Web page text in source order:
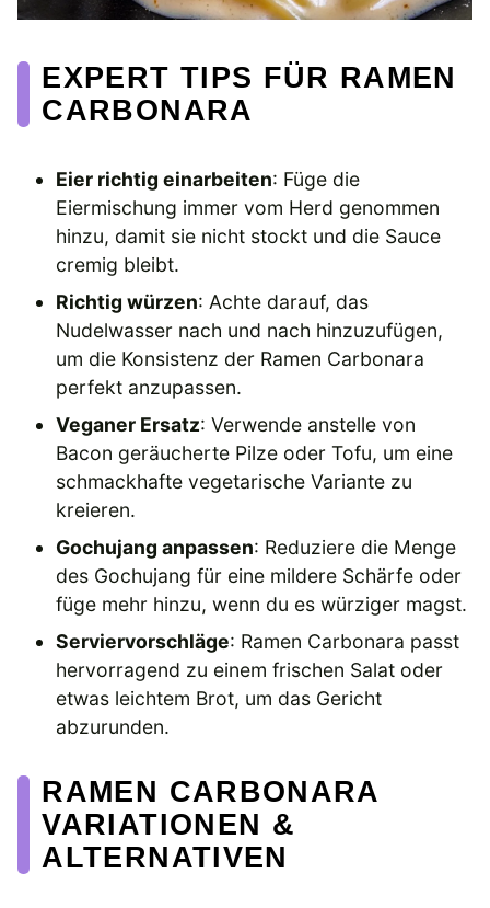
EXPERT TIPS FÜR RAMEN
CARBONARA
Eier richtig einarbeiten: Füge die
Eiermischung immer vom Herd genommen
hinzu, damit sie nicht stockt und die Sauce
cremig bleibt.
Richtig würzen: Achte darauf, das
Nudelwasser nach und nach hinzuzufügen,
um die Konsistenz der Ramen Carbonara
perfekt anzupassen.
Veganer Ersatz: Verwende anstelle von
Bacon geräucherte Pilze oder Tofu, um eine
schmackhafte vegetarische Variante zu
kreieren.
Gochujang anpassen: Reduziere die Menge
des Gochujang für eine mildere Schärfe oder
füge mehr hinzu, wenn du es würziger magst.
Serviervorschläge: Ramen Carbonara passt
hervorragend zu einem frischen Salat oder
etwas leichtem Brot, um das Gericht
abzurunden.
RAMEN CARBONARA
VARIATIONEN &
ALTERNATIVEN